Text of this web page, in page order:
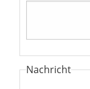
Nachricht